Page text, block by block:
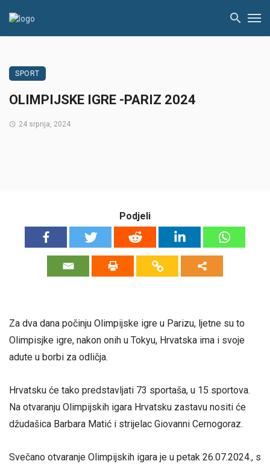
SPORT
OLIMPIJSKE IGRE -PARIZ 2024
24 srpnja, 2024
Podjeli
Za dva dana počinju Olimpijske igre u Parizu, ljetne su to
Olimpisjke igre, nakon onih u Tokyu, Hrvatska ima i svoje
adute u borbi za odličja.
Hrvatsku će tako predstavljati 73 sportaša, u 15 sportova.
Na otvaranju Olimpijskih igara Hrvatsku zastavu nositi će
džudašica Barbara Matić i strijelac Giovanni Cernogoraz.
Svečano otvaranje Olimpijskih igara je u petak 26.07.2024., s